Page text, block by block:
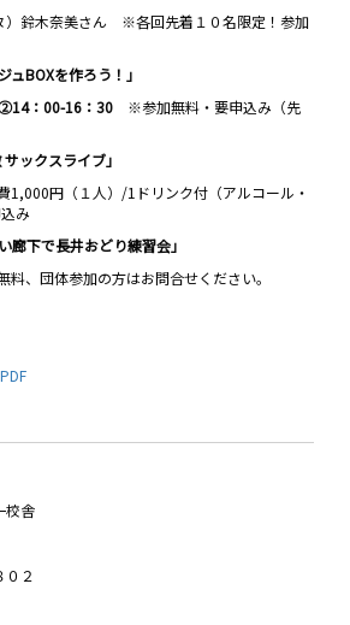
）鈴木奈美さん ※各回先着１０名限定！参加
ュBOXを作ろう！」
14： 00-16 ： 30
※参加無料・要申込み（先
ックスライブ」
1,000円（１人）/1ドリンク付（アルコール・
み
い廊下で長井おどり練習会」
料、団体参加の方はお問合せください。
校舎
０２